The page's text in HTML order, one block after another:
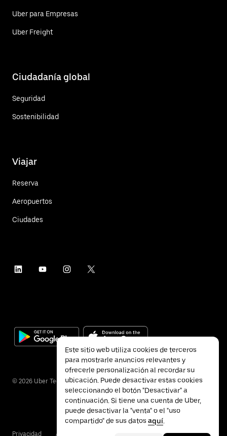
Uber para Empresas
Uber Freight
Ciudadanía global
Seguridad
Sostenibilidad
Viajar
Reserva
Aeropuertos
Ciudades
© 2026 Uber Technologies Inc.
Privacidad Accesibilidad
Este sitio web utiliza cookies de terceros
para mostrarle anuncios relevantes y
ofrecerle personalización al recordar su
ubicación. Puede desactivar estas cookies
seleccionando el botón "Desactivar" a
continuación. Si tiene una cuenta de Uber,
puede desactivar la "venta" o el "uso
compartido" de sus datos aquí.